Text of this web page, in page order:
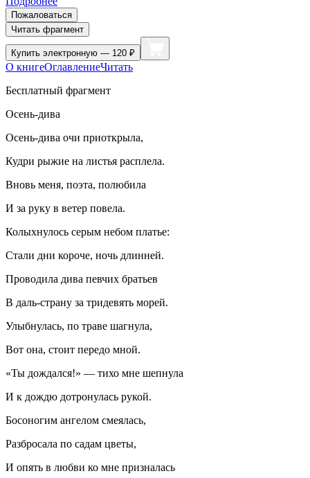
Пожаловаться
Читать фрагмент
Купить электронную — 120 ₽
О книгеОглавлениеЧитать
Бесплатный фрагмент
Осень-дива
Осень-дива очи приоткрыла,
Кудри рыжие на листья расплела.
Вновь меня, поэта, полюбила
И за руку в ветер повела.
Колыхнулось серым небом платье:
Стали дни короче, ночь длинней.
Проводила дива певчих братьев
В даль-страну за тридевять морей.
Улыбнулась, по траве шагнула,
Вот она, стоит передо мной.
«Ты дождался!» — тихо мне шепнула
И к дождю дотронулась рукой.
Босоногим ангелом смеялась,
Разбросала по садам цветы,
И опять в любви ко мне призналась